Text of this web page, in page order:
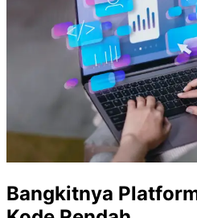
Bangkitnya